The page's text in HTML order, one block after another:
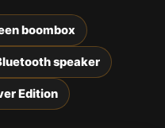
boombox
speaker
Edition